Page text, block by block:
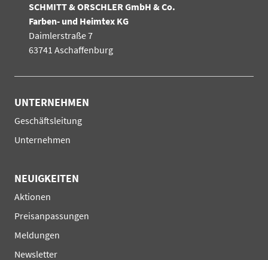
SCHMITT & ORSCHLER GmbH & Co.
Farben- und Heimtex KG
Daimlerstraße 7
63741 Aschaffenburg
UNTERNEHMEN
Navigation
Geschäftsleitung
Unternehmen
NEUIGKEITEN
Navigation
Aktionen
Preisanpassungen
Meldungen
Newsletter